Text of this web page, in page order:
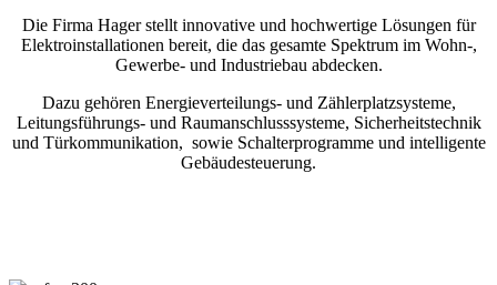
Die Firma Hager stellt innovative und hochwertige Lösungen für
Elektroinstallationen bereit, die das gesamte Spektrum im Wohn-,
Gewerbe- und Industriebau abdecken.
Dazu gehören Energieverteilungs- und Zählerplatzsysteme,
Leitungsführungs- und Raumanschlusssysteme, Sicherheitstechnik
und Türkommunikation, sowie Schalterprogramme und intelligente
Gebäudesteuerung.